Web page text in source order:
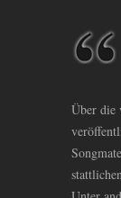
Über die